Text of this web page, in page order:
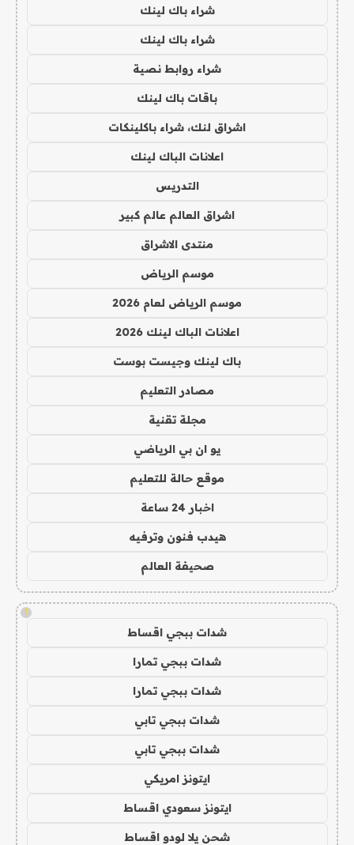
شراء باك لينك
شراء باك لينك
شراء روابط نصية
باقات باك لينك
اشراق لنك، شراء باكلينكات
اعلانات الباك لينك
التدريس
اشراق العالم عالم كبير
منتدى الاشراق
موسم الرياض
موسم الرياض لعام 2026
اعلانات الباك لينك 2026
باك لينك وجيست بوست
مصادر التعليم
مجلة تقنية
يو ان بي الرياضي
موقع حالة للتعليم
اخبار 24 ساعة
هيدب فنون وترفيه
صحيفة العالم
!
شدات ببجي اقساط
شدات ببجي تمارا
شدات ببجي تمارا
شدات ببجي تابي
شدات ببجي تابي
ايتونز امريكي
ايتونز سعودي اقساط
شحن يلا لودو اقساط